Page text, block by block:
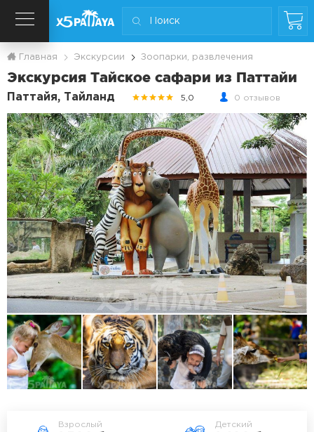
Главная Экскурсии Зоопарки, развлечения
Экскурсия Тайское сафари из Паттайи
Паттайя, Тайланд 5,0 0 отзывов
Взрослый Детский